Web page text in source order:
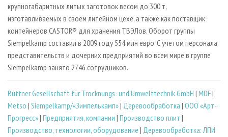
крупногабаритных литых заготовок весом до 300 т,
изготавливаемых в своем литейном цехе, а также как поставщик
контейнеров CASTOR® для хранения ТВЭЛов. Оборот группы
Siempelkamp составил в 2009 году 554 млн евро. С учетом персонала
представительств и дочерних предприятий во всем мире в группе
Siempelkamp занято 2746 сотрудников.
Büttner Gesellschaft für Trocknungs- und Umwelttechnik GmbH | MDF|
Metso | Siempelkamp/«Зимпелькамп»| Деревообработка | ООО «Арт-
Прогресс»| Предприятия, компании | Производство плит |
Производство, технологии, оборудование | Деревообработка: ЛПИ